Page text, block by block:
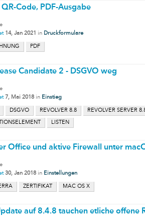
Code, PDF-Ausgabe
14, Jan 2021 in Druckformulare
PDF
Candidate 2 - DSGVO weg
7, Mai 2018 in Einstieg
DSGVO REVOLVER 8.8 REVOLVER SERVER
LISTEN
Office und aktive Firewall unter
30, Jan 2018 in Einstellungen
ZERTIFIKAT MAC OS X
auf 8.4.8 tauchen etliche offene